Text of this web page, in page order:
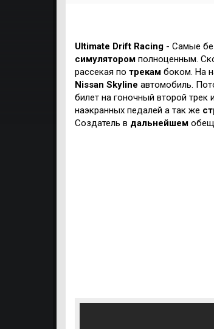
Ultimate Drift Racing - Самые
симулятором полноценным.
рассекая по трекам боком. На
Nissan Skyline автомобиль.
билет на гоночный второй трек
наэкранных педалей а так же
Создатель в дальнейшем